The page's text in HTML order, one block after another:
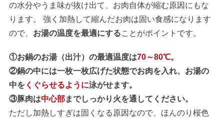
の水分やうま味が抜け出て、お肉自体が縮む原因にもな
ります。 強く加熱して縮んだお肉は固い食感になります
ので、 お湯の温度を最適にすることがポイントです。
①お鍋のお湯（出汁）の最適温度は70～80℃。
②鍋の中には一枚一枚広げた状態でお肉を入れ、お湯の
中を くぐらせるように泳がせます。
③豚肉は中心部までしっかり火を通してください。
ただし加熱しすぎは固くなる原因なので、ほんのり桜色